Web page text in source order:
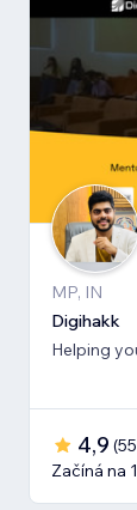
MP, IN
Digihakk
Helping
4,9 (55
Začíná na